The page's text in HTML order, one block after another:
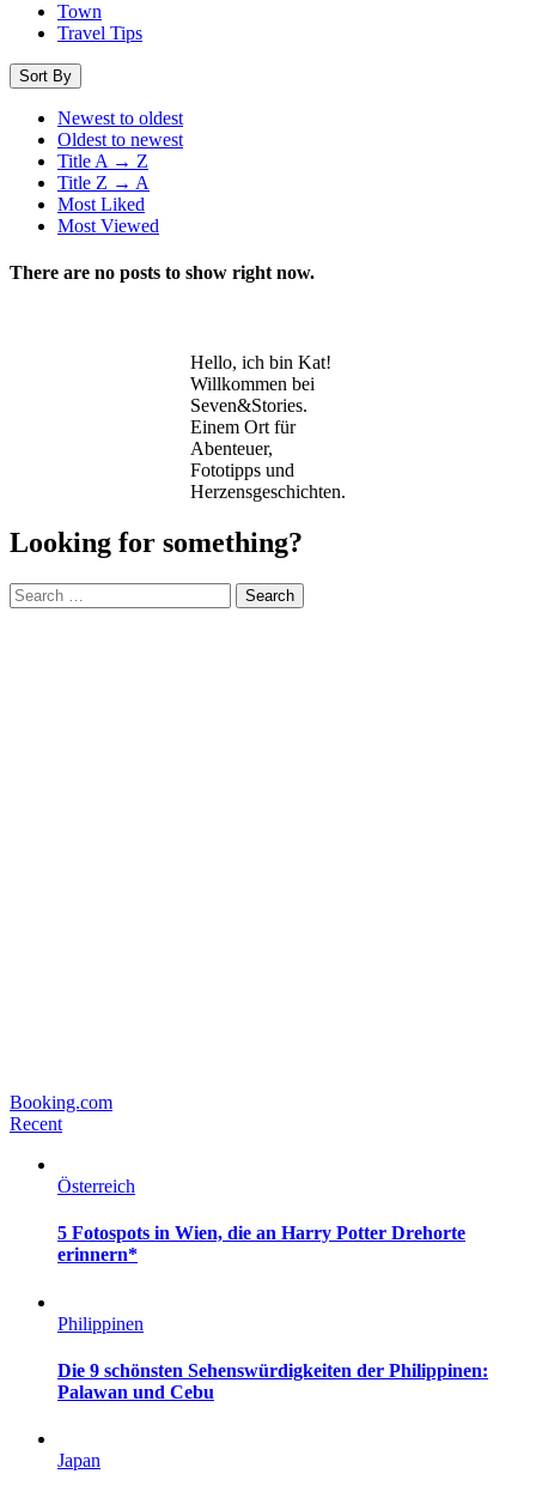
Town
Travel Tips
Sort By
Newest to oldest
Oldest to newest
Title A → Z
Title Z → A
Most Liked
Most Viewed
There are no posts to show right now.
Hello, ich bin Kat!
Willkommen bei
Seven&Stories.
Einem Ort für
Abenteuer,
Fototipps und
Herzensgeschichten.
Looking for something?
Search
Booking.com
Recent
Österreich
5 Fotospots in Wien, die an Harry Potter Drehorte
erinnern*
Philippinen
Die 9 schönsten Sehenswürdigkeiten der Philippinen:
Palawan und Cebu
Japan